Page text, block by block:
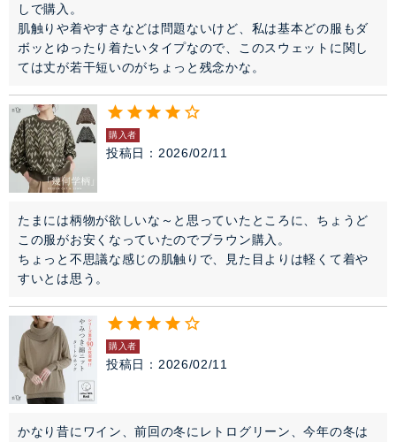
しで購入。
肌触りや着やすさなどは問題ないけど、私は基本どの服もダ
ボッとゆったり着たいタイプなので、このスウェットに関し
ては丈が若干短いのがちょっと残念かな。
購入者
投稿日 2026/02/11
たまには柄物が欲しいな～と思っていたところに、ちょうど
この服がお安くなっていたのでブラウン購入。
ちょっと不思議な感じの肌触りで、見た目よりは軽くて着や
すいとは思う。
購入者
投稿日 2026/02/11
かなり昔にワイン、前回の冬にレトログリーン、今年の冬は